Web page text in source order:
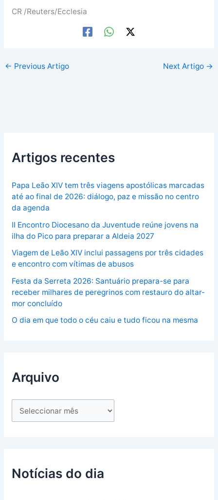
CR /Reuters/Ecclesia
← Previous Artigo Next Artigo →
Artigos recentes
Papa Leão XIV tem três viagens apostólicas marcadas
até ao final de 2026: diálogo, paz e missão no centro
da agenda
II Encontro Diocesano da Juventude reúne jovens na
ilha do Pico para preparar a Aldeia 2027
Viagem de Leão XIV inclui passagens por três cidades
e encontro com vítimas de abusos
Festa da Serreta 2026: Santuário prepara-se para
receber milhares de peregrinos com restauro do altar-
mor concluído
O dia em que todo o céu caiu e tudo ficou na mesma
Arquivo
Notícias do dia